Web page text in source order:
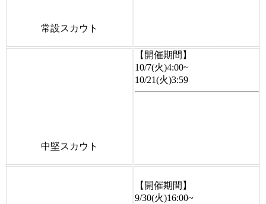
常設スカウト
中堅スカウト
【開催期間】
10/7(火)4:00~
10/21(火)3:59
【開催期間】
9/30(火)16:00~